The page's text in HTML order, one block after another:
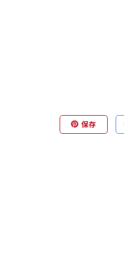
保存